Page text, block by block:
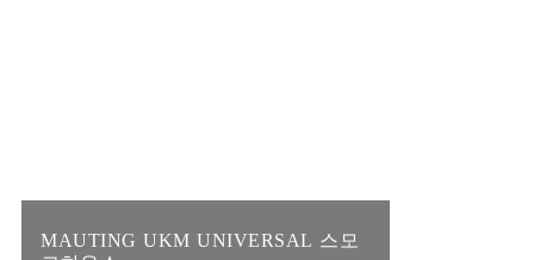
MAUTING UKM UNIVERSAL 스모